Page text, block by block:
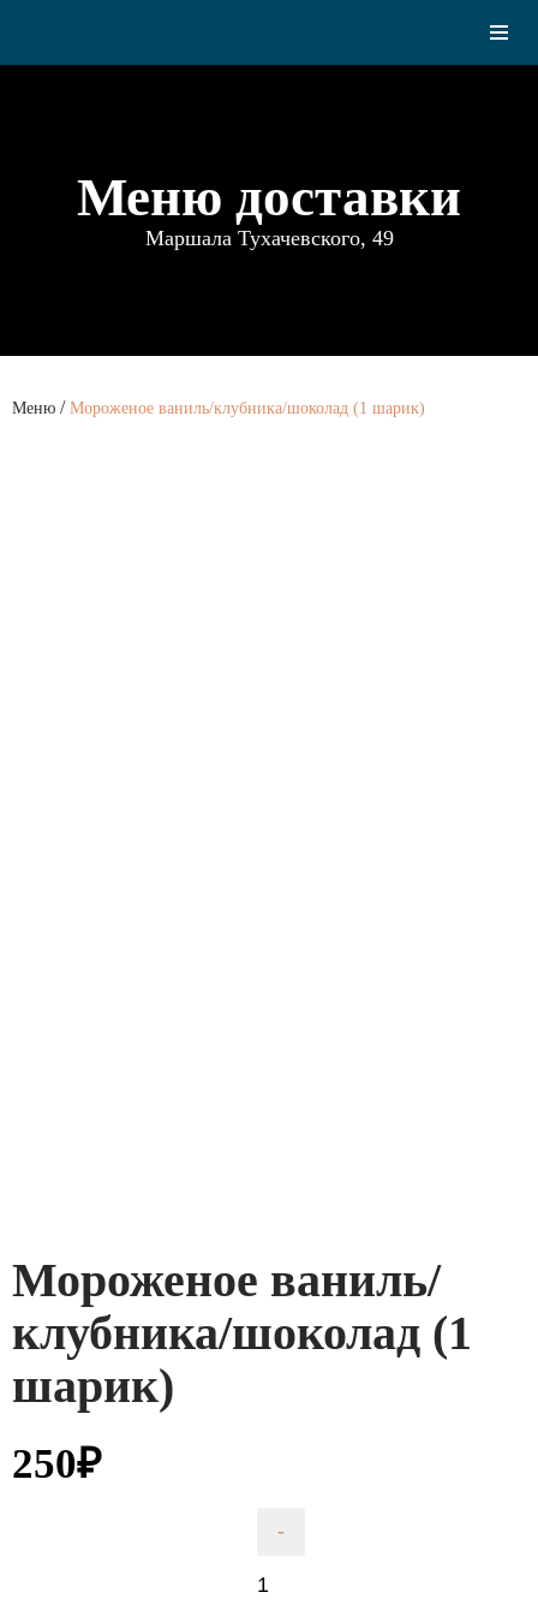
Меню доставки
Маршала Тухачевского, 49
Меню / Мороженое ваниль/клубника/шоколад (1 шарик)
Мороженое ваниль/
клубника/шоколад (1
шарик)
250₽
Мороженое
-